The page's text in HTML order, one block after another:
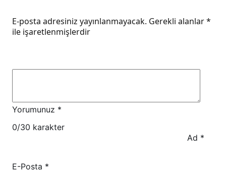
E-posta adresiniz yayınlanmayacak. Gerekli alanlar*
ile işaretlenmişlerdir
Yorumunuz *
0/30 karakter
Ad *
E-Posta *